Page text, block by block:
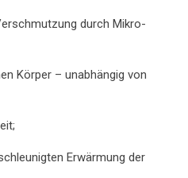
durch Mikro-
Körper – unabhängig von
Erwärmung der